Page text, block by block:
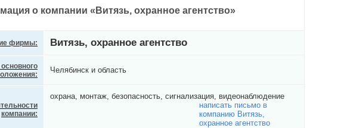
о компании «Витязь, охранное агентство»
фирмы: Витязь, охранное агентство
основного
Челябинск и область
компании:
охрана, монтаж, безопасность, сигнализация, видеонаблюдение
написать письмо в
компанию Витязь,
охранное агентство